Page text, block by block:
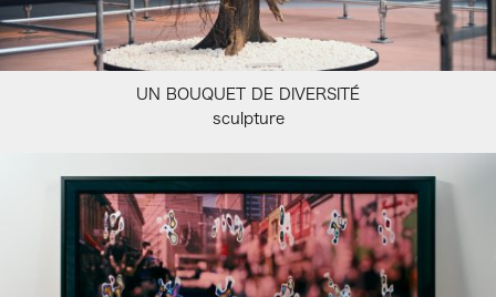
UN BOUQUET DE DIVERSITÉ
sculpture